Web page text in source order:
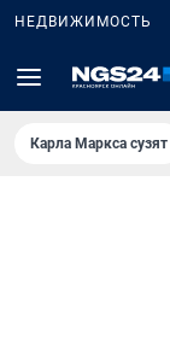
НЕДВИЖИМОСТЬ
Карла Маркса сузят